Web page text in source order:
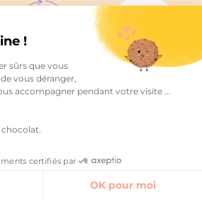
!
sûrs que vous
vous déranger,
accompagner pendant votre visite ...
certifiés par
OK pour moi